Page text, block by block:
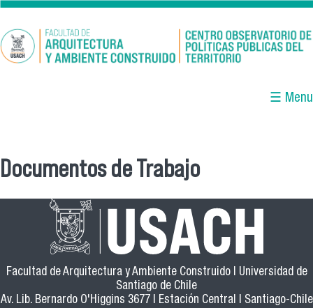
Pasar al contenido principal
☰ Menu
Se encuentra usted aquí
Documentos de Trabajo
Facultad de Arquitectura y Ambiente Construido | Universidad de
Santiago de Chile
Av. Lib. Bernardo O'Higgins 3677 | Estación Central | Santiago-Chile